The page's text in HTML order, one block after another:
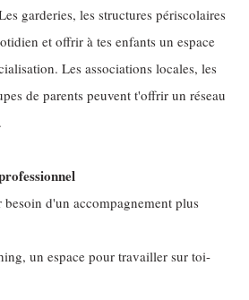
garderies, les structures périscolaires
et offrir à tes enfants un espace
Les associations locales, les
de parents peuvent t'offrir un réseau
d'un accompagnement plus
un espace pour travailler sur toi-